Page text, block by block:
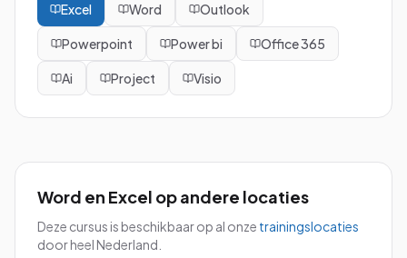
Excel Word Outlook
Powerpoint Power bi Office 365
Ai Project Visio
Word en Excel op andere locaties
Deze cursus is beschikbaar op al onze trainingslocaties
door heel Nederland.